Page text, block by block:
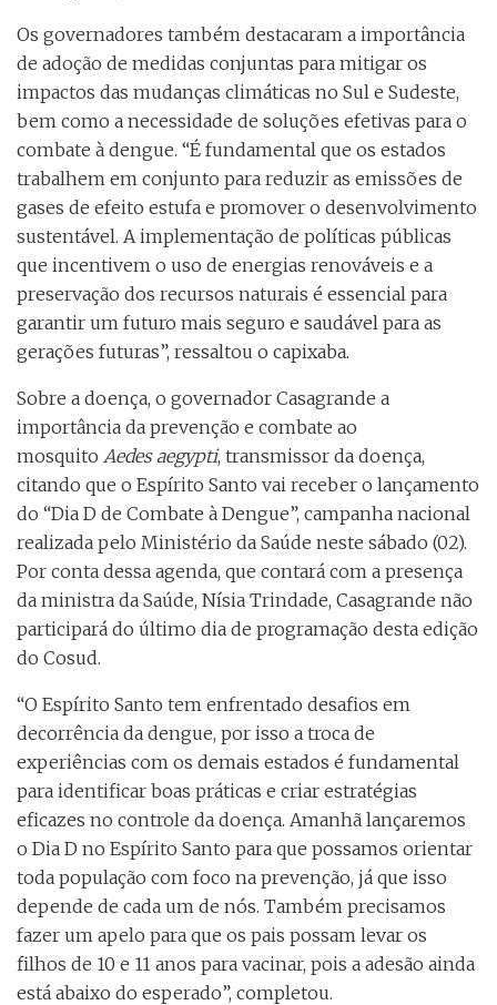
Os governadores também destacaram a importância
de adoção de medidas conjuntas para mitigar os
impactos das mudanças climáticas no Sul e Sudeste,
bem como a necessidade de soluções efetivas para o
combate à dengue. “É fundamental que os estados
trabalhem em conjunto para reduzir as emissões de
gases de efeito estufa e promover o desenvolvimento
sustentável. A implementação de políticas públicas
que incentivem o uso de energias renováveis e a
preservação dos recursos naturais é essencial para
garantir um futuro mais seguro e saudável para as
gerações futuras”, ressaltou o capixaba.
Sobre a doença, o governador Casagrande a
importância da prevenção e combate ao
mosquito Aedes aegypti, transmissor da doença,
citando que o Espírito Santo vai receber o lançamento
do “Dia D de Combate à Dengue”, campanha nacional
realizada pelo Ministério da Saúde neste sábado (02).
Por conta dessa agenda, que contará com a presença
da ministra da Saúde, Nísia Trindade, Casagrande não
participará do último dia de programação desta edição
do Cosud.
“O Espírito Santo tem enfrentado desafios em
decorrência da dengue, por isso a troca de
experiências com os demais estados é fundamental
para identificar boas práticas e criar estratégias
eficazes no controle da doença. Amanhã lançaremos
o Dia D no Espírito Santo para que possamos orientar
toda população com foco na prevenção, já que isso
depende de cada um de nós. Também precisamos
fazer um apelo para que os pais possam levar os
filhos de 10 e 11 anos para vacinar, pois a adesão ainda
está abaixo do esperado”, completou.